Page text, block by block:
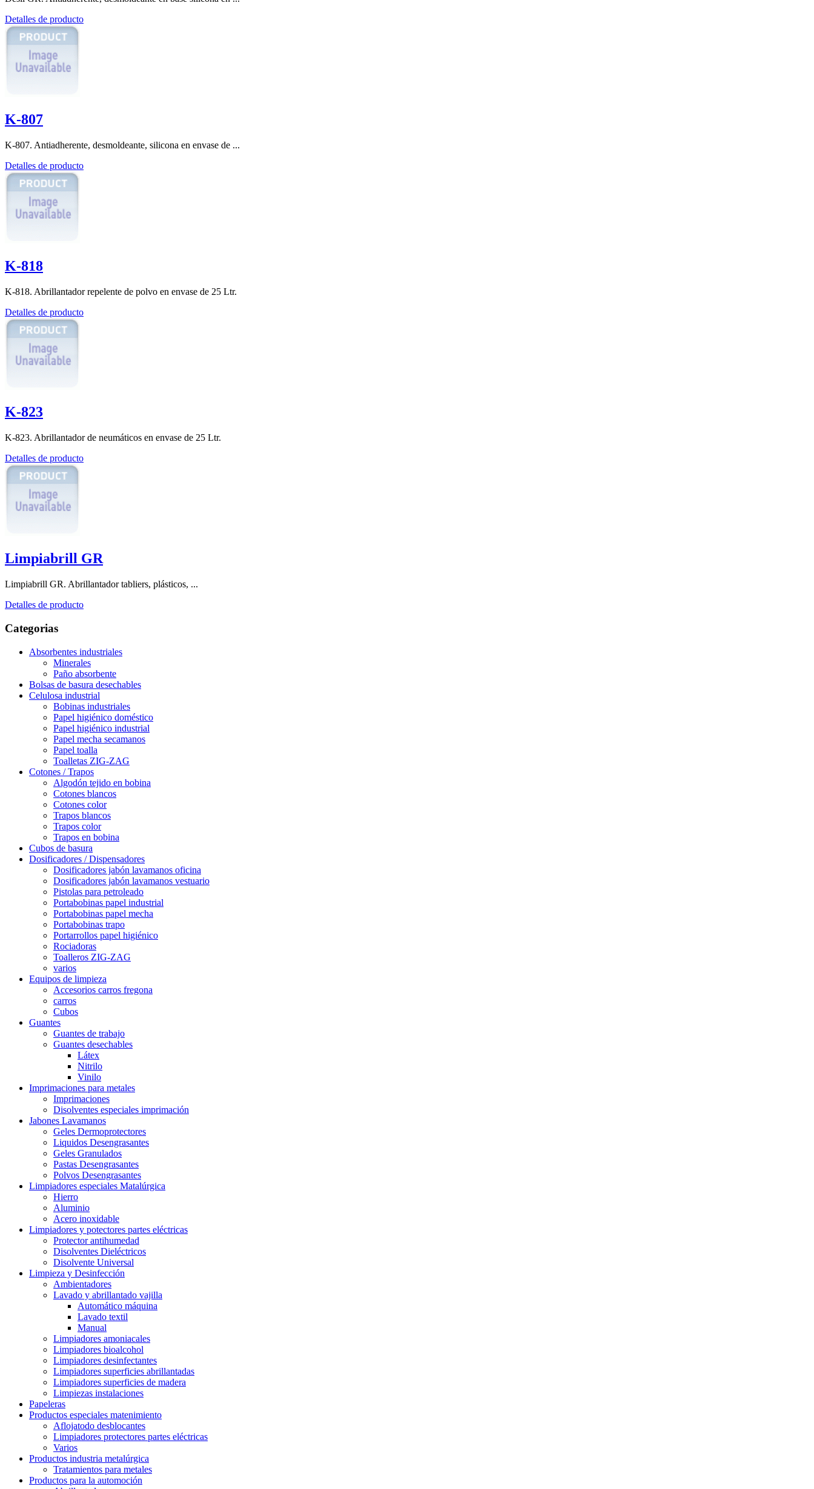
Detalles de producto
K-807
K-807. Antiadherente, desmoldeante, silicona en envase de ...
Detalles de producto
K-818
K-818. Abrillantador repelente de polvo en envase de 25 Ltr.
Detalles de producto
K-823
K-823. Abrillantador de neumáticos en envase de 25 Ltr.
Detalles de producto
Limpiabrill GR
Limpiabrill GR. Abrillantador tabliers, plásticos, ...
Detalles de producto
Categorias
Absorbentes industriales
Minerales
Paño absorbente
Bolsas de basura desechables
Celulosa industrial
Bobinas industriales
Papel higiénico doméstico
Papel higiénico industrial
Papel mecha secamanos
Papel toalla
Toalletas ZIG-ZAG
Cotones / Trapos
Algodón tejido en bobina
Cotones blancos
Cotones color
Trapos blancos
Trapos color
Trapos en bobina
Cubos de basura
Dosificadores / Dispensadores
Dosificadores jabón lavamanos oficina
Dosificadores jabón lavamanos vestuario
Pistolas para petroleado
Portabobinas papel industrial
Portabobinas papel mecha
Portabobinas trapo
Portarrollos papel higiénico
Rociadoras
Toalleros ZIG-ZAG
varios
Equipos de limpieza
Accesorios carros fregona
carros
Cubos
Guantes
Guantes de trabajo
Guantes desechables
Látex
Nitrilo
Vinilo
Imprimaciones para metales
Imprimaciones
Disolventes especiales imprimación
Jabones Lavamanos
Geles Dermoprotectores
Liquidos Desengrasantes
Geles Granulados
Pastas Desengrasantes
Polvos Desengrasantes
Limpiadores especiales Matalúrgica
Hierro
Aluminio
Acero inoxidable
Limpiadores y potectores partes eléctricas
Protector antihumedad
Disolventes Dieléctricos
Disolvente Universal
Limpieza y Desinfección
Ambientadores
Lavado y abrillantado vajilla
Automático máquina
Lavado textil
Manual
Limpiadores amoniacales
Limpiadores bioalcohol
Limpiadores desinfectantes
Limpiadores superficies abrillantadas
Limpiadores superficies de madera
Limpiezas instalaciones
Papeleras
Productos especiales matenimiento
Aflojatodo desblocantes
Limpiadores protectores partes eléctricas
Varios
Productos industria metalúrgica
Tratamientos para metales
Productos para la automoción